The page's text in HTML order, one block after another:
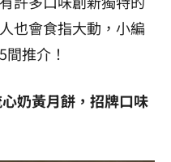
也會食指大動，小編
推介！
奶黃月餅，招牌口味